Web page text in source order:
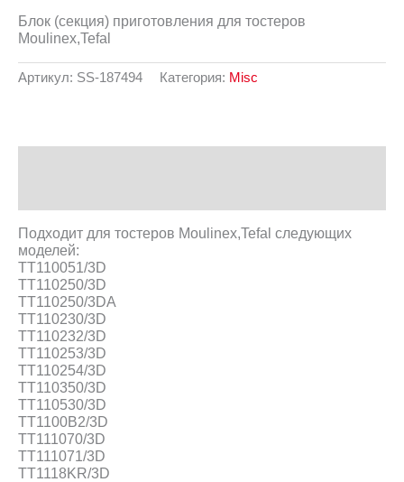
Блок (секция) приготовления для тостеров
Moulinex,Tefal
Артикул: SS-187494 Категория: Misc
Подходит для тостеров Moulinex,Tefal следующих
моделей:
TT110051/3D
TT110250/3D
TT110250/3DA
TT110230/3D
TT110232/3D
TT110253/3D
TT110254/3D
TT110350/3D
TT110530/3D
TT1100B2/3D
TT111070/3D
TT111071/3D
TT1118KR/3D